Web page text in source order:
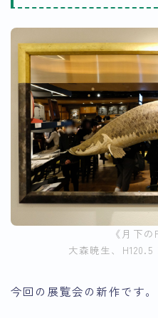
《月下
大森暁生、
今回の展覧会の新作です。